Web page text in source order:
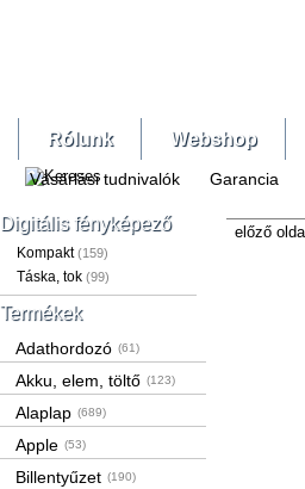
Rólunk Webshop
Vásárlási tudnivalók Garancia
Digitális fényképező
Kompakt(159)
Táska, tok (99)
Termékek
Adathordozó (61)
Akku, elem, töltő (123)
Alaplap (689)
Apple (53)
Billentyűzet (190)
előző